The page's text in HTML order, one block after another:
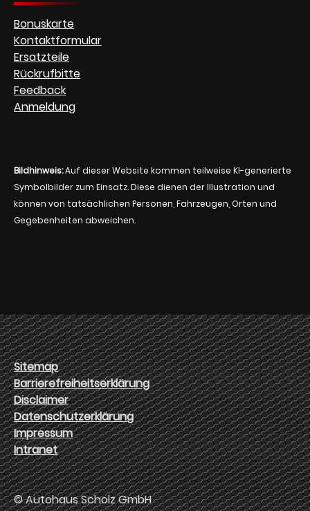
Bonuskarte
Kontaktformular
Ersatzteile
Rückrufbitte
Feedback
Anmeldung
Bildhinweis:Auf dieser Website kommen teilweise KI-generierte
Symbolbilder zum Einsatz. Diese dienen der Illustration und
können von tatsächlichen Personen, Fahrzeugen, Orten und
Gegebenheiten abweichen.
Sitemap
Barrierefreiheitserklärung
Disclaimer
Datenschutzerklärung
Impressum
Intranet
© Autohaus Scholz GmbH